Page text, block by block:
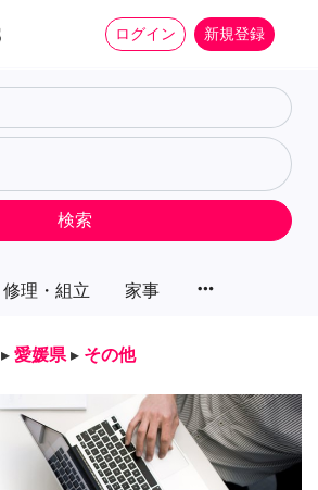
ログイン 新規登録
修理・組立 家事 more_horiz
検索
▸ 愛媛県 ▸ その他